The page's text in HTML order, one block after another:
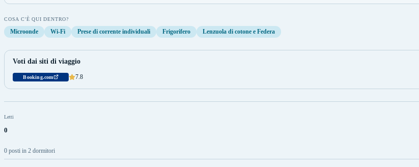
COSA C'È QUI DENTRO?
Microonde Wi-Fi Prese di corrente individuali Frigorifero Lenzuola di cotone e Federa
Voti dai siti di viaggio
Booking.com 7.8
Letti
0
0 posti in 2 dormitori